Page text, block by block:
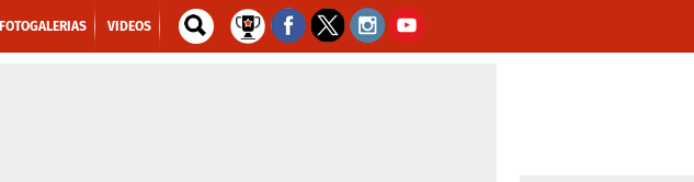
FOTOGALERIAS VIDEOS